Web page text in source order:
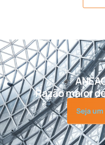
Razão maior
Seja